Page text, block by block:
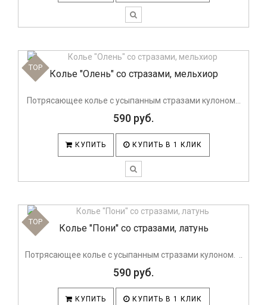
TOP
Колье "Олень" со стразами, мельхиор
Потрясающее колье с усыпанным стразами кулоном...
590 руб.
КУПИТЬ КУПИТЬ В 1 КЛИК
TOP
Колье "Пони" со стразами, латунь
Потрясающее колье с усыпанным стразами кулоном. ..
590 руб.
КУПИТЬ КУПИТЬ В 1 КЛИК